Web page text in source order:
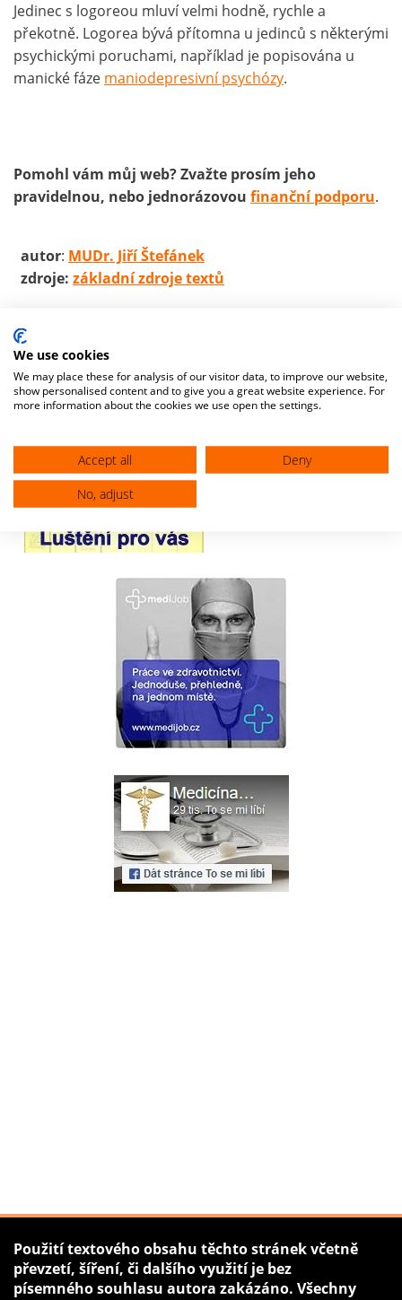
Jedinec s logoreou mluví velmi hodně, rychle a
překotně. Logorea bývá přítomna u jedinců s některými
psychickými poruchami, například je popisována u
manické fáze maniodepresivní psychózy.
Pomohl vám můj web? Zvažte prosím jeho
pravidelnou, nebo jednorázovou finanční podporu.
autor: MUDr. Jiří Štefánek
zdroje: základní zdroje textů
Použití textového obsahu těchto stránek včetně
převzetí, šíření, či dalšího využití je bez
písemného souhlasu autora zakázáno. Všechny
We use cookies
We may place these for analysis of our visitor data, to improve our website,
show personalised content and to give you a great website experience. For
more information about the cookies we use open the settings.
Accept all
Deny
No, adjust